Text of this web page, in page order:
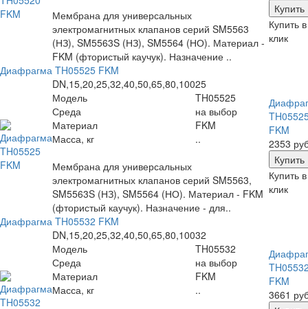
Мембрана для универсальных
электромагнитных клапанов серий SM5563
(НЗ), SM5563S (НЗ), SM5564 (НО). Материал -
FKM (фтористый каучук). Назначение ..
Купить
клик
Диафрагма TH05525 FKM
DN,15,20,25,32,40,50,65,80,10025
Модель
TH05525
Среда
на выбор
Материал
FKM
Масса, кг
..
Мембрана для универсальных
электромагнитных клапанов серий SM5563,
SM5563S (НЗ), SM5564 (НО). Материал - FKM
(фтористый каучук). Назначение - для..
FKM
2353
Купить
клик
Диафрагма TH05532 FKM
DN,15,20,25,32,40,50,65,80,10032
Модель
TH05532
Среда
на выбор
Материал
FKM
Масса, кг
..
FKM
3661